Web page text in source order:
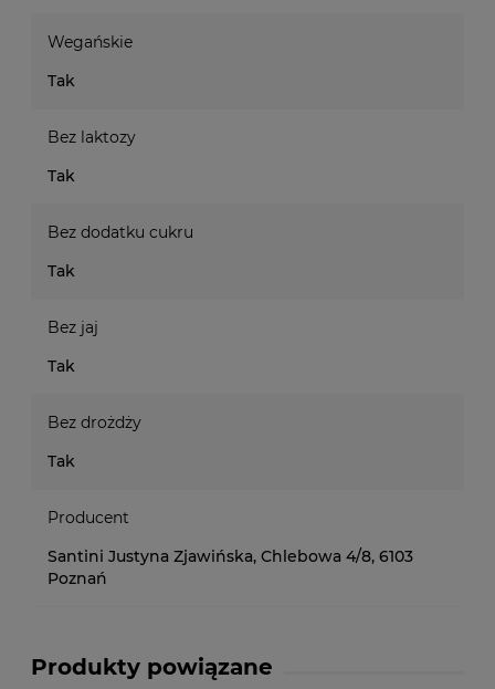
Wegańskie
Tak
Bez laktozy
Tak
Bez dodatku cukru
Tak
Bez jaj
Tak
Bez drożdży
Tak
Producent
Santini Justyna Zjawińska, Chlebowa 4/8, 6103
Poznań
Produkty powiązane